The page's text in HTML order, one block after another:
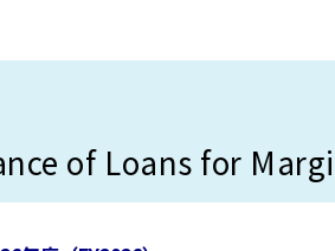
of Loans for